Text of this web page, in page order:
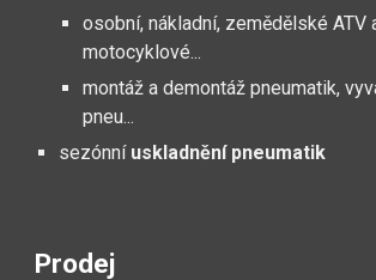
osobní, nákladní, zemědělské ATV
motocyklové...
montáž a demontáž pneumatik,
pneu...
sezónní uskladnění pneumatik
Prodej